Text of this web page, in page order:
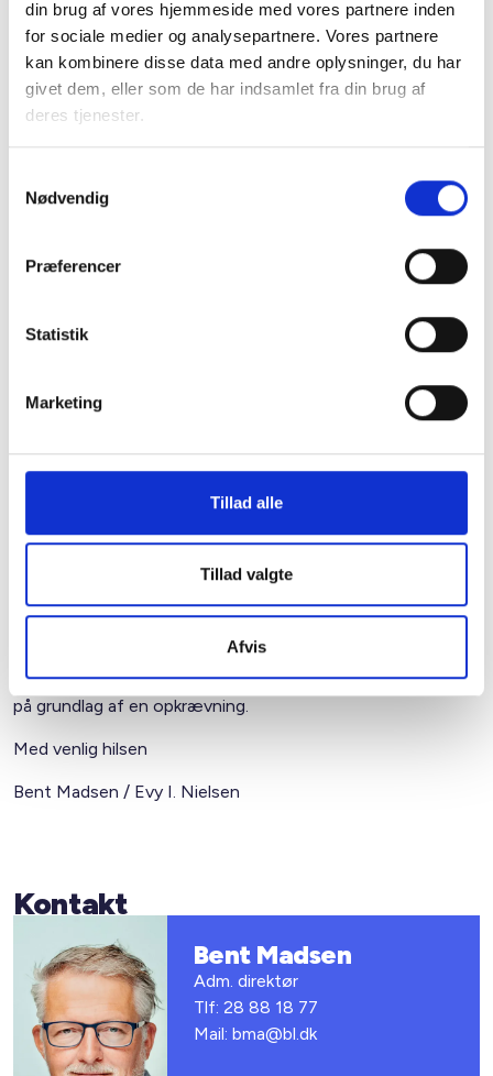
din brug af vores hjemmeside med vores partnere inden
for sociale medier og analysepartnere. Vores partnere
kan kombinere disse data med andre oplysninger, du har
givet dem, eller som de har indsamlet fra din brug af
deres tjenester.
Nødvendig
Præferencer
Statistik
Marketing
Tillad alle
Tillad valgte
Afvis
skyggelån
1.115.150 kr.
÷ Rentesikring
56.626 kr.
Nettokapitaludgift/beboerbetaling
Endelig rentesikring:
1.000.000 kr.
÷ Rentesikringrentetilpasningslån=
56.626 ÷ (1.115.150 ÷ 1.000.000) =
-58.531 kr.
Nettokapitaludgift/beboerbetaling
Når basisrenten/beboerbetalingen efter regulering, som
vist i eksempel 3, overstiger ydelsen på rentetilpasnings­
lånet, skal forskellen indbetales til Statens Administration
på grundlag af en opkrævning.
Med venlig hilsen
Bent Madsen / Evy I. Nielsen
Kontakt
Bent Madsen
Adm. direktør
Tlf: 28 88 18 77
Mail: bma@bl.dk